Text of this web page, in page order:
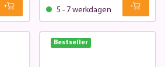
5 - 7 werkdagen
Bestseller